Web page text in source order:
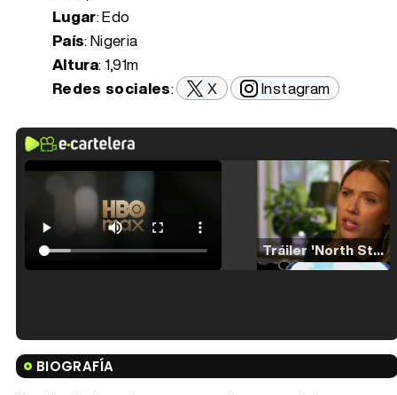
Lugar: Edo
País: Nigeria
Altura: 1,91m
Redes sociales: X Instagram
Tráiler 'North Star' (2023)
Tráiler en español de 'La isla olvidada'
BIOGRAFÍA